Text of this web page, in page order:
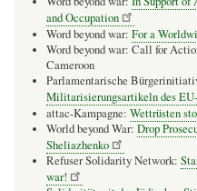
and Occupation
Word beyond war: For a
Word beyond war: Call for
Cameroon
Parlamentarische
Militarisierungsartikeln des
attac-Kampagne: Wettrüsten
World beyond War: Drop
Sheliazhenko
Refuser Solidarity Network:
war!